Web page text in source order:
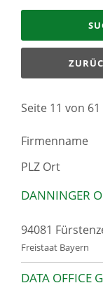
Seite 11 von
Firmenname
PLZ Ort
DANNINGER
94081
Freistaat Bayern
DATA OFFICE